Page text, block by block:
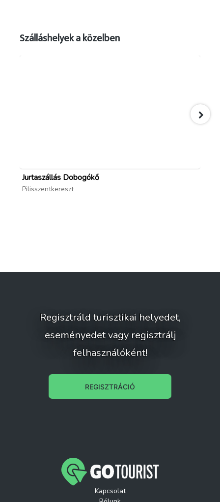
Szálláshelyek a közelben
Jurtaszállás Dobogókő
Pilisszentkereszt
Regisztráld turisztikai helyedet,
eseményedet vagy regisztrálj
felhasználóként!
REGISZTRÁCIÓ
Kapcsolat